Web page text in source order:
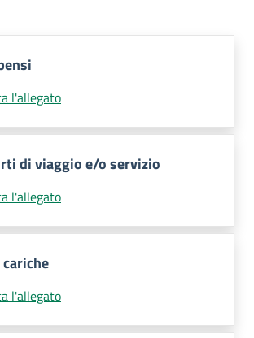
l'allegato
di viaggio e/o servizio
l'allegato
l'allegato